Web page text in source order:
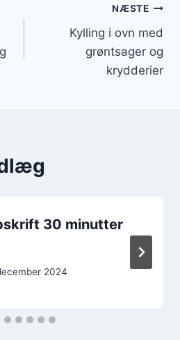
NÆSTE
Kylling i ovn med
grøntsager og
krydderier
30 minutter
2024